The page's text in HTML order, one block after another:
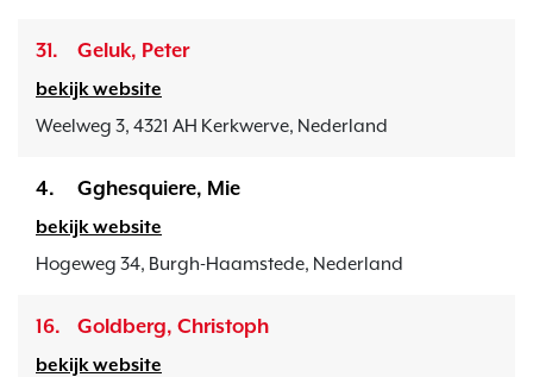
31. Geluk, Peter
bekijk website
Weelweg 3, 4321 AH Kerkwerve, Nederland
4. Gghesquiere, Mie
bekijk website
Hogeweg 34, Burgh-Haamstede, Nederland
16. Goldberg, Christoph
bekijk website